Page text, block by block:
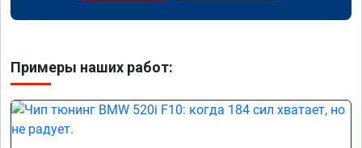
Примеры наших работ: